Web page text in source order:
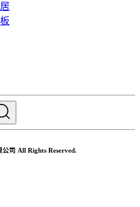
司 All Rights Reserved.